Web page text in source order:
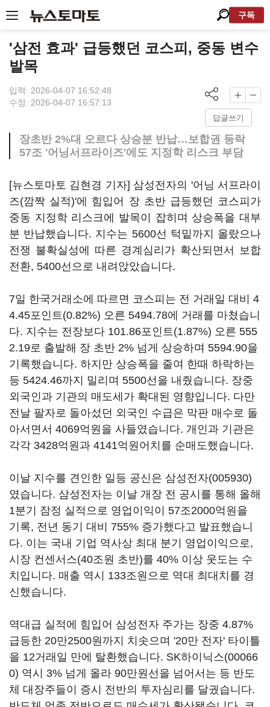
구독
'삼전 효과' 급등했던 코스피, 중동 변수
발목
입력: 2026-04-07 16:52:48
수정: 2026-04-07 16:57:13
답글쓰기
장초반 2%대 오르다 상승분 반납…보합권 등락
57조 '어닝서프라이즈'에도 지정학 리스크 부담
[뉴스토마토 김현경 기자] 삼성전자의 '어닝 서프라이
즈(깜짝 실적)'에 힘입어 장 초반 급등했던 코스피가
중동 지정학 리스크에 발목이 잡히며 상승폭을 대부
분 반납했습니다. 지수는 5600선 턱밑까지 올랐으나
전쟁 불확실성에 따른 경계심리가 확산되면서 보합
전환, 5400선으로 내려앉았습니다.
7일 한국거래소에 따르면 코스피는 전 거래일 대비 4
4.45포인트(0.82%) 오른 5494.78에 거래를 마쳤습니
다. 지수는 전장보다 101.86포인트(1.87%) 오른 555
2.19로 출발해 장 초반 2% 넘게 상승하며 5594.90을
기록했습니다. 하지만 상승폭을 줄여 한때 하락하는
등 5424.46까지 밀리며 5500선을 내줬습니다. 장중
외국인과 기관의 매도세가 확대된 영향입니다. 다만
전날 팔자로 돌아섰던 외국인 수급은 막판 매수로 돌
아서면서 4069억원을 사들였습니다. 개인과 기관은
각각 3428억원과 4141억원어치를 순매도했습니다.
이날 지수를 견인한 일등 공신은 삼성전자(005930)
였습니다. 삼성전자는 이날 개장 전 공시를 통해 올해
1분기 잠정 실적으로 영업이익이 57조2000억원을
기록, 전년 동기 대비 755% 증가했다고 발표했습니
다. 이는 국내 기업 역사상 최대 분기 영업이익으로,
시장 컨센서스(40조원 초반)를 40% 이상 웃도는 수
치입니다. 매출 역시 133조원으로 역대 최대치를 경
신했습니다.
역대급 실적에 힘입어 삼성전자 주가는 장중 4.87%
급등한 20만2500원까지 치솟으며 '20만 전자' 타이틀
을 12거래일 만에 탈환했습니다. SK하이닉스(00066
0) 역시 3% 넘게 올라 90만원선을 넘어서는 등 반도
체 대장주들이 증시 전반의 투자심리를 달궜습니다.